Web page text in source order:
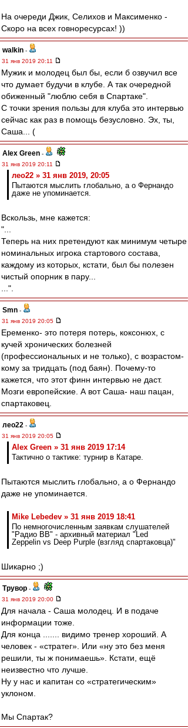
На очереди Джик, Селихов и Максименко -
Скоро на всех говноресурсах! ))
walkin -
31 янв 2019 20:11
Мужик и молодец был бы, если б озвучил все
что думает будучи в клубе. А так очередной
обиженный "люблю себя в Спартаке".
С точки зрения пользы для клуба это интервью
сейчас как раз в помощь безусловно. Эх, ты,
Саша... (
Alex Green -
31 янв 2019 20:11
лео22 » 31 янв 2019, 20:05
Пытаются мыслить глобально, а о Фернандо
даже не упоминается.
Вскользь, мне кажется:
"...
Теперь на них претендуют как минимум четыре
номинальных игрока стартового состава,
каждому из которых, кстати, был бы полезен
чистый опорник в пару...
...".
Smn -
31 янв 2019 20:05
Еременко- это потеря потерь, коксонюх, с
кучей хронических болезней
(профессиональных и не только), с возрастом-
кому за тридцать (под баян). Почему-то
кажется, что этот финн интервью не даст.
Мозги европейские. А вот Саша- наш пацан,
спартаковец.
лео22 -
31 янв 2019 20:05
Alex Green » 31 янв 2019 17:14
Тактично о тактике: турнир в Катаре.
Пытаются мыслить глобально, а о Фернандо
даже не упоминается.
Mike Lebedev » 31 янв 2019 18:41
По немногочисленным заявкам слушателей
"Радио ВВ" - архивный материал "Led
Zeppelin vs Deep Purple (взгляд спартаковца)"
Шикарно ;)
Трувор -
31 янв 2019 20:00
Для начала - Саша молодец. И в подаче
информации тоже.
Для конца ....... видимо тренер хороший. А
человек - «стратег». Или «ну это без меня
решили, ты ж понимаешь». Кстати, ещё
неизвестно что лучше.
Ну у нас и капитан со «стратегическим»
уклоном.
Мы Спартак?